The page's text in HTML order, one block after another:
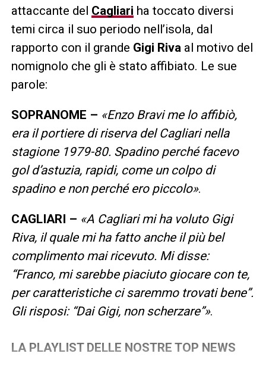
attaccante del Cagliari ha toccato diversi
temi circa il suo periodo nell’isola, dal
rapporto con il grande Gigi Riva al motivo del
nomignolo che gli è stato affibiato. Le sue
parole:
SOPRANOME – «Enzo Bravi me lo affibiò,
era il portiere di riserva del Cagliari nella
stagione 1979-80. Spadino perché facevo
gol d’astuzia, rapidi, come un colpo di
spadino e non perché ero piccolo».
CAGLIARI – «A Cagliari mi ha voluto Gigi
Riva, il quale mi ha fatto anche il più bel
complimento mai ricevuto. Mi disse:
“Franco, mi sarebbe piaciuto giocare con te,
per caratteristiche ci saremmo trovati bene”.
Gli risposi: “Dai Gigi, non scherzare”».
LA PLAYLIST DELLE NOSTRE TOP NEWS